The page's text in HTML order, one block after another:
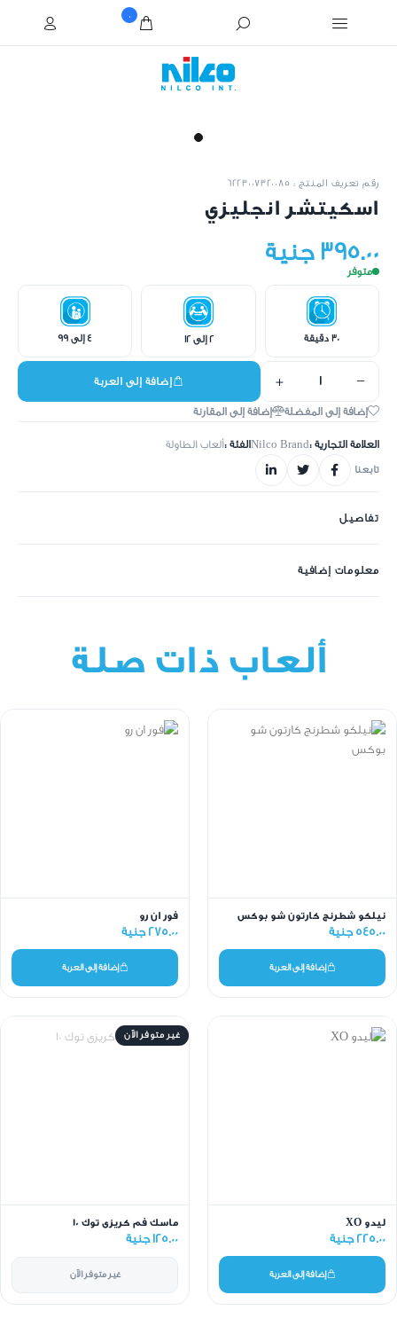
0
رقم تعريف المنتج : 6223007320085
اسكيتشر انجليزي
395.00 جنية
متوفر
30 دقيقة 2 إلى 12 4 إلى 99
−
+ إضافة إلى العربة
إضافة إلى المفضلة إضافة إلى المقارنة
العلامة التجارية :Nilco Brandالفئة :ألعاب الطاولة
تابعنا
تفاصيل
معلومات إضافية
ألعاب ذات صلة
نيلكو شطرنج كارتون شو بوكس
545.00 جنية
إضافة إلى العربة
فور ان رو
275.00 جنية
إضافة إلى العربة
ليدو XO
225.00 جنية
إضافة إلى العربة
غير متوفر الآن
ماسك فم كريزى توك 10
125.00 جنية
غير متوفر الآن